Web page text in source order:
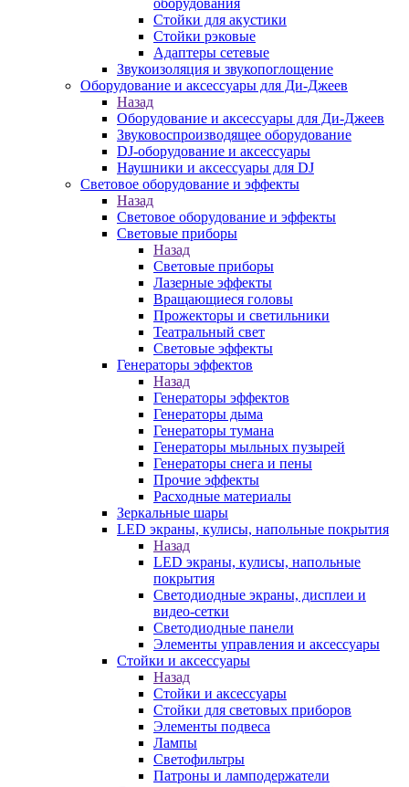
оборудования
Стойки для акустики
Стойки рэковые
Адаптеры сетевые
Звукоизоляция и звукопоглощение
Оборудование и аксессуары для Ди-Джеев
Назад
Оборудование и аксессуары для Ди-Джеев
Звуковоспроизводящее оборудование
DJ-оборудование и аксессуары
Наушники и аксессуары для DJ
Световое оборудование и эффекты
Назад
Световое оборудование и эффекты
Световые приборы
Назад
Световые приборы
Лазерные эффекты
Вращающиеся головы
Прожекторы и светильники
Театральный свет
Световые эффекты
Генераторы эффектов
Назад
Генераторы эффектов
Генераторы дыма
Генераторы тумана
Генераторы мыльных пузырей
Генераторы снега и пены
Прочие эффекты
Расходные материалы
Зеркальные шары
LED экраны, кулисы, напольные покрытия
Назад
LED экраны, кулисы, напольные
покрытия
Светодиодные экраны, дисплеи и
видео-сетки
Светодиодные панели
Элементы управления и аксессуары
Стойки и аксессуары
Назад
Стойки и аксессуары
Стойки для световых приборов
Элементы подвеса
Лампы
Светофильтры
Патроны и ламподержатели